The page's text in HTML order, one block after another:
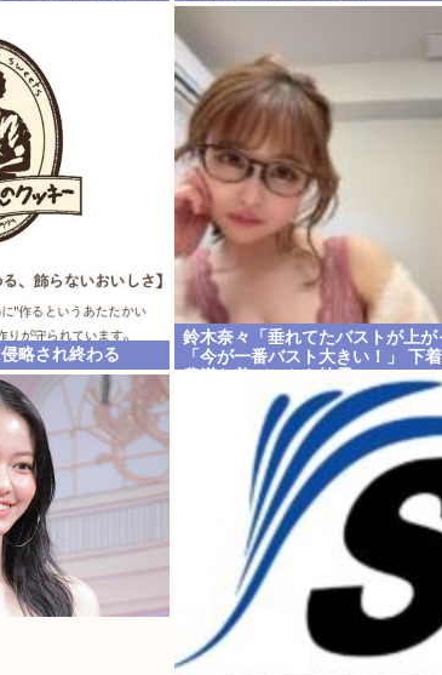
略され終わる
鈴木奈々「垂れてたバストが上が
「今が一番バスト大きい！」 下着